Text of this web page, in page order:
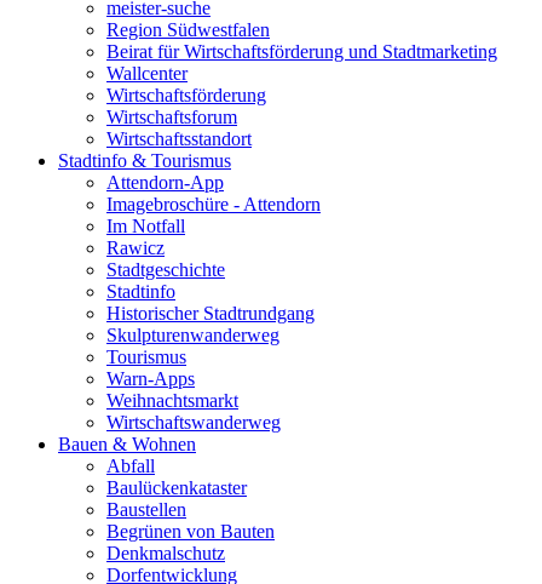
meister-suche
Region Südwestfalen
Beirat für Wirtschaftsförderung und Stadtmarketing
Wallcenter
Wirtschaftsförderung
Wirtschaftsforum
Wirtschaftsstandort
Stadtinfo & Tourismus
Attendorn-App
Imagebroschüre - Attendorn
Im Notfall
Rawicz
Stadtgeschichte
Stadtinfo
Historischer Stadtrundgang
Skulpturenwanderweg
Tourismus
Warn-Apps
Weihnachtsmarkt
Wirtschaftswanderweg
Bauen & Wohnen
Abfall
Baulückenkataster
Baustellen
Begrünen von Bauten
Denkmalschutz
Dorfentwicklung